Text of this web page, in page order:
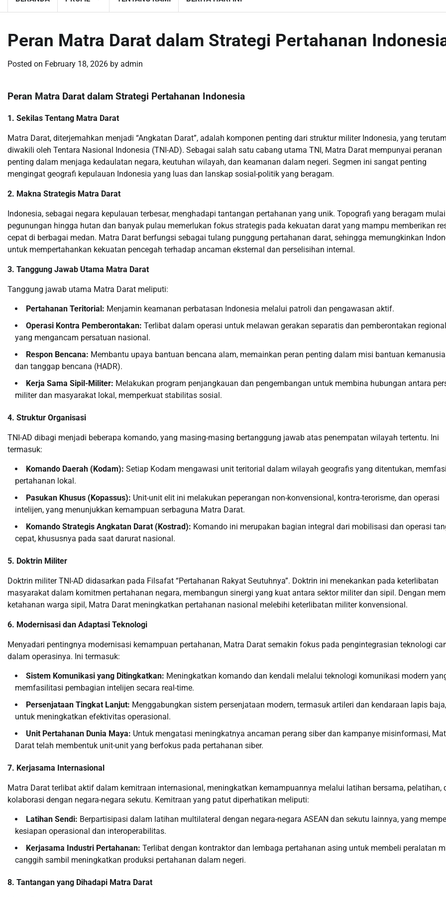
Peran Matra Darat dalam Strategi Pertahanan
Posted on February 18, 2026 by admin
Peran Matra Darat dalam Strategi Pertahanan Indonesia
1. Sekilas Tentang Matra Darat
Matra Darat, diterjemahkan menjadi “Angkatan Darat”, adalah komponen penting dari struktur militer Indonesia, yang
diwakili oleh Tentara Nasional Indonesia (TNI-AD). Sebagai salah satu cabang utama TNI, Matra Darat mempunyai peranan
penting dalam menjaga kedaulatan negara, keutuhan wilayah, dan keamanan dalam negeri. Segmen ini sangat penting
mengingat geografi kepulauan Indonesia yang luas dan lanskap sosial-politik yang beragam.
2. Makna Strategis Matra Darat
Indonesia, sebagai negara kepulauan terbesar, menghadapi tantangan pertahanan yang unik. Topografi yang beragam
pegunungan hingga hutan dan banyak pulau memerlukan fokus strategis pada kekuatan darat yang mampu memberikan
cepat di berbagai medan. Matra Darat berfungsi sebagai tulang punggung pertahanan darat, sehingga memungkinkan
untuk mempertahankan kekuatan pencegah terhadap ancaman eksternal dan perselisihan internal.
3. Tanggung Jawab Utama Matra Darat
Tanggung jawab utama Matra Darat meliputi:
Pertahanan Teritorial: Menjamin keamanan perbatasan Indonesia melalui patroli dan pengawasan aktif.
Operasi Kontra Pemberontakan: Terlibat dalam operasi untuk melawan gerakan separatis dan pemberontakan regional
yang mengancam persatuan nasional.
Respon Bencana: Membantu upaya bantuan bencana alam, memainkan peran penting dalam misi bantuan
dan tanggap bencana (HADR).
Kerja Sama Sipil-Militer: Melakukan program penjangkauan dan pengembangan untuk membina hubungan antara
militer dan masyarakat lokal, memperkuat stabilitas sosial.
4. Struktur Organisasi
TNI-AD dibagi menjadi beberapa komando, yang masing-masing bertanggung jawab atas penempatan wilayah tertentu. Ini
termasuk:
Komando Daerah (Kodam): Setiap Kodam mengawasi unit teritorial dalam wilayah geografis yang ditentukan,
pertahanan lokal.
Pasukan Khusus (Kopassus): Unit-unit elit ini melakukan peperangan non-konvensional, kontra-terorisme, dan operasi
intelijen, yang menunjukkan kemampuan serbaguna Matra Darat.
Komando Strategis Angkatan Darat (Kostrad): Komando ini merupakan bagian integral dari mobilisasi dan operasi
cepat, khususnya pada saat darurat nasional.
5. Doktrin Militer
Doktrin militer TNI-AD didasarkan pada Filsafat “Pertahanan Rakyat Seutuhnya”. Doktrin ini menekankan pada keterlibatan
masyarakat dalam komitmen pertahanan negara, membangun sinergi yang kuat antara sektor militer dan sipil. Dengan
ketahanan warga sipil, Matra Darat meningkatkan pertahanan nasional melebihi keterlibatan militer konvensional.
6. Modernisasi dan Adaptasi Teknologi
Menyadari pentingnya modernisasi kemampuan pertahanan, Matra Darat semakin fokus pada pengintegrasian teknologi
dalam operasinya. Ini termasuk:
Sistem Komunikasi yang Ditingkatkan: Meningkatkan komando dan kendali melalui teknologi komunikasi modern
memfasilitasi pembagian intelijen secara real-time.
Persenjataan Tingkat Lanjut: Menggabungkan sistem persenjataan modern, termasuk artileri dan kendaraan lapis baja,
untuk meningkatkan efektivitas operasional.
Unit Pertahanan Dunia Maya: Untuk mengatasi meningkatnya ancaman perang siber dan kampanye misinformasi,
Darat telah membentuk unit-unit yang berfokus pada pertahanan siber.
7. Kerjasama Internasional
Matra Darat terlibat aktif dalam kemitraan internasional, meningkatkan kemampuannya melalui latihan bersama, pelatihan,
kolaborasi dengan negara-negara sekutu. Kemitraan yang patut diperhatikan meliputi:
Latihan Sendi: Berpartisipasi dalam latihan multilateral dengan negara-negara ASEAN dan sekutu lainnya, yang
kesiapan operasional dan interoperabilitas.
Kerjasama Industri Pertahanan: Terlibat dengan kontraktor dan lembaga pertahanan asing untuk membeli peralatan
canggih sambil meningkatkan produksi pertahanan dalam negeri.
8. Tantangan yang Dihadapi Matra Darat